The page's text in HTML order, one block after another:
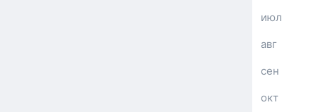
июл
авг
сен
окт